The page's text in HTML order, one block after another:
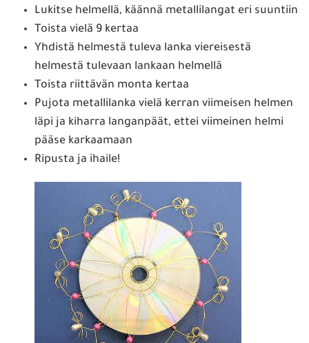
Lukitse helmellä, käännä metallilangat eri suuntiin
Toista vielä 9 kertaa
Yhdistä helmestä tuleva lanka viereisestä
helmestä tulevaan lankaan helmellä
Toista riittävän monta kertaa
Pujota metallilanka vielä kerran viimeisen helmen
läpi ja kiharra langanpäät, ettei viimeinen helmi
pääse karkaamaan
Ripusta ja ihaile!